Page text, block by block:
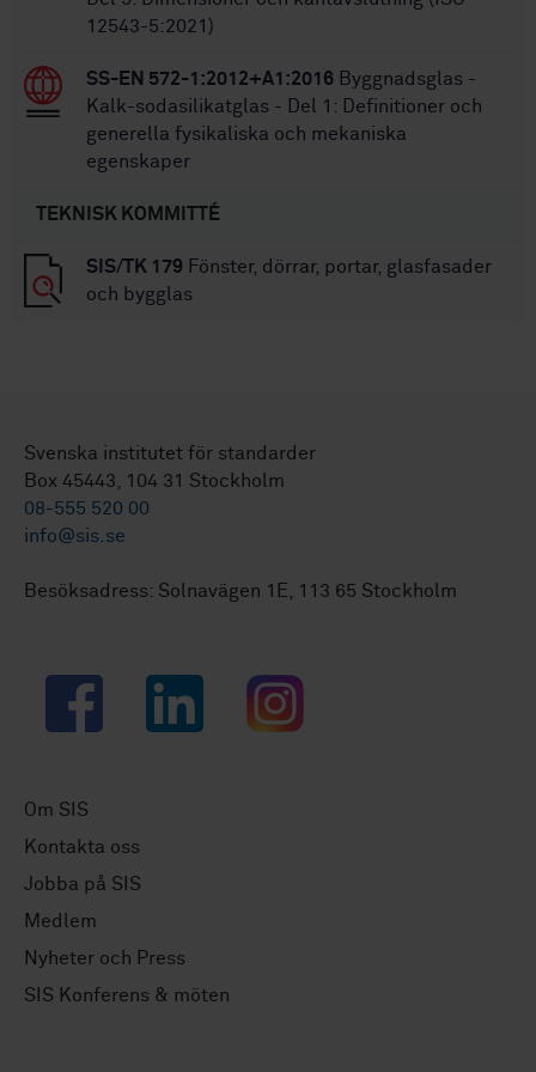
12543-5:2021)
SS-EN 572-1:2012+A1:2016 Byggnadsglas -
Kalk-sodasilikatglas - Del 1: Definitioner och
generella fysikaliska och mekaniska
egenskaper
TEKNISK KOMMITTÉ
SIS/TK 179 Fönster, dörrar, portar, glasfasader
och bygglas
Svenska institutet för standarder
Box 45443, 104 31 Stockholm
08-555 520 00
info@sis.se
Besöksadress: Solnavägen 1E, 113 65 Stockholm
Facebook LinkedIn Instagram
Om SIS
Kontakta oss
Jobba på SIS
Medlem
Nyheter och Press
SIS Konferens & möten